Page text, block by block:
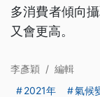
多消費者傾向
又會更高。
李彥穎 / 編輯
2021年
氣候